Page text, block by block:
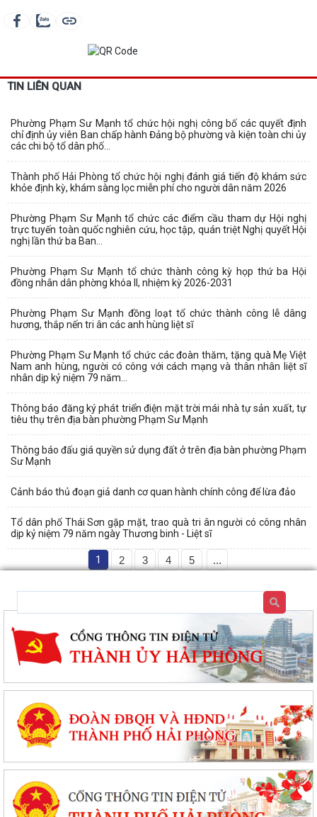
TIN LIÊN QUAN
Phường Phạm Sư Mạnh tổ chức hội nghị công bố các quyết định
chỉ định ủy viên Ban chấp hành Đảng bộ phường và kiện toàn chi ủy
các chi bộ tổ dân phố...
Thành phố Hải Phòng tổ chức hội nghị đánh giá tiến độ khám sức
khỏe định kỳ, khám sàng lọc miễn phí cho người dân năm 2026
Phường Phạm Sư Mạnh tổ chức các điểm cầu tham dự Hội nghị
trực tuyến toàn quốc nghiên cứu, học tập, quán triệt Nghị quyết Hội
nghị lần thứ ba Ban...
Phường Phạm Sư Mạnh tổ chức thành công kỳ họp thứ ba Hội
đồng nhân dân phờng khóa II, nhiệm kỳ 2026-2031
Phường Phạm Sư Mạnh đồng loạt tổ chức thành công lễ dâng
hương, thắp nến tri ân các anh hùng liệt sĩ
Phường Phạm Sư Mạnh tổ chức các đoàn thăm, tặng quà Mẹ Việt
Nam anh hùng, người có công với cách mạng và thân nhân liệt sĩ
nhân dịp kỷ niệm 79 năm...
Thông báo đăng ký phát triển điện mặt trời mái nhà tự sản xuất, tự
tiêu thụ trên địa bàn phường Phạm Sư Mạnh
Thông báo đấu giá quyền sử dụng đất ở trên địa bàn phường Phạm
Sư Mạnh
Cảnh báo thủ đoạn giả danh cơ quan hành chính công để lừa đảo
Tổ dân phố Thái Sơn gặp mặt, trao quà tri ân người có công nhân
dịp kỷ niệm 79 năm ngày Thương binh - Liệt sĩ
1 2 3 4 5 ...